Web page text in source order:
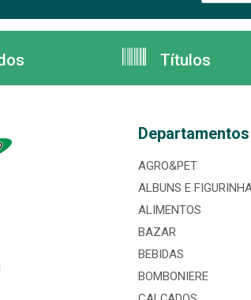
Títulos
Departamentos
AGRO&PET
ALBUNS E
ALIMENTOS
BAZAR
BEBIDAS
BOMBONIERE